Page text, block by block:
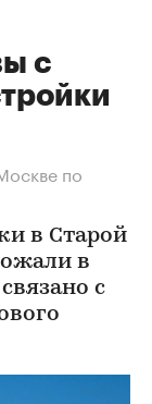
с
по
в Старой
в
с